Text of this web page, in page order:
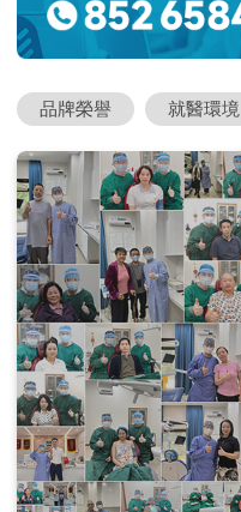
品牌榮譽 就醫環境